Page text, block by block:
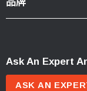
Ask An Expert
ASK AN